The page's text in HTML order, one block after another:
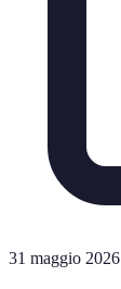
31 maggio 2026